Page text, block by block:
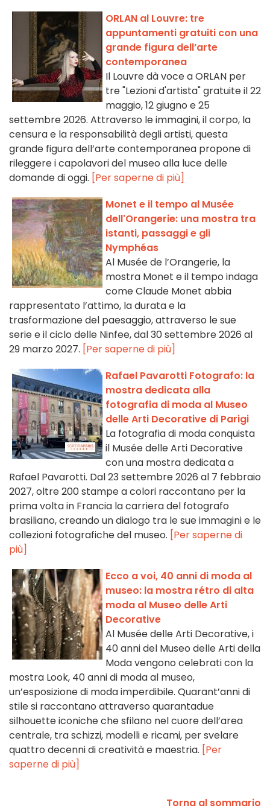
ORLAN al Louvre: tre
appuntamenti gratuiti con una
grande figura dell’arte
contemporanea
Il Louvre dà voce a ORLAN per
tre "Lezioni d'artista" gratuite il 22
maggio, 12 giugno e 25
settembre 2026. Attraverso le immagini, il corpo, la
censura e la responsabilità degli artisti, questa
grande figura dell’arte contemporanea propone di
rileggere i capolavori del museo alla luce delle
domande di oggi. [Per saperne di più]
Monet e il tempo al Musée
dell'Orangerie: una mostra tra
istanti, passaggi e gli
Nymphéas
Al Musée de l’Orangerie, la
mostra Monet e il tempo indaga
come Claude Monet abbia
rappresentato l’attimo, la durata e la
trasformazione del paesaggio, attraverso le sue
serie e il ciclo delle Ninfee, dal 30 settembre 2026 al
29 marzo 2027. [Per saperne di più]
Rafael Pavarotti Fotografo: la
mostra dedicata alla
fotografia di moda al Museo
delle Arti Decorative di Parigi
La fotografia di moda conquista
il Musée delle Arti Decorative
con una mostra dedicata a
Rafael Pavarotti. Dal 23 settembre 2026 al 7 febbraio
2027, oltre 200 stampe a colori raccontano per la
prima volta in Francia la carriera del fotografo
brasiliano, creando un dialogo tra le sue immagini e le
collezioni fotografiche del museo. [Per saperne di
più]
Ecco a voi, 40 anni di moda al
museo: la mostra rétro di alta
moda al Museo delle Arti
Decorative
Al Musée delle Arti Decorative, i
40 anni del Museo delle Arti della
Moda vengono celebrati con la
mostra Look, 40 anni di moda al museo,
un’esposizione di moda imperdibile. Quarant’anni di
stile si raccontano attraverso quarantadue
silhouette iconiche che sfilano nel cuore dell’area
centrale, tra schizzi, modelli e ricami, per svelare
quattro decenni di creatività e maestria. [Per
saperne di più]
Torna al sommario